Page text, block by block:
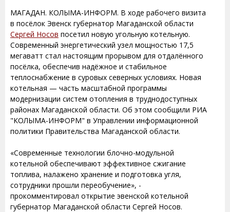
МАГАДАН. КОЛЫМА-ИНФОРМ. В ходе рабочего визита
в посёлок Эвенск губернатор Магаданской области
Сергей Носов посетил новую угольную котельную.
Современный энергетический узел мощностью 17,5
мегаватт стал настоящим прорывом для отдалённого
посёлка, обеспечив надёжное и стабильное
теплоснабжение в суровых северных условиях. Новая
котельная — часть масштабной программы
модернизации систем отопления в труднодоступных
районах Магаданской области. Об этом сообщили РИА
"КОЛЫМА-ИНФОРМ" в Управлении информационной
политики Правительства Магаданской области.
«Современные технологии блочно-модульной
котельной обеспечивают эффективное сжигание
топлива, налажено хранение и подготовка угля,
сотрудники прошли переобучение», -
прокомментировал открытие эвенской котельной
губернатор Магаданской области Сергей Носов.